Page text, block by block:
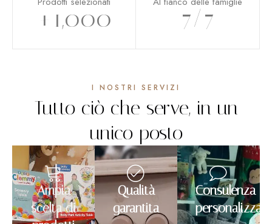
+ 1,000 7/7
I NOSTRI SERVIZI
Tutto ciò che serve, in un
unico posto
Ampia
scelta di
Qualità
garantita
Consulenza
personalizzata